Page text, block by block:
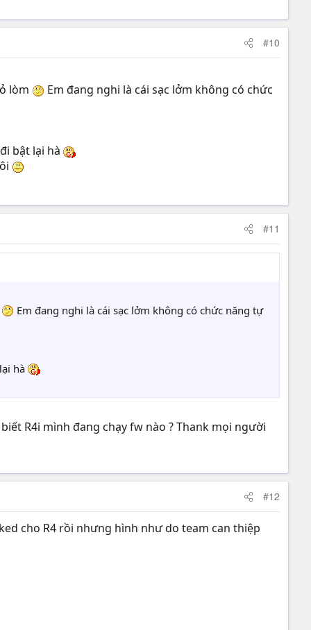
#10
lòm
Em đang nghi là cái sạc lởm không có chức
bật lại hà
#11
Em đang nghi là cái sạc lởm không có chức năng tự
hà
R4i mình đang chạy fw nào ? Thank mọi người
#12
cho R4 rồi nhưng hình như do team can thiệp